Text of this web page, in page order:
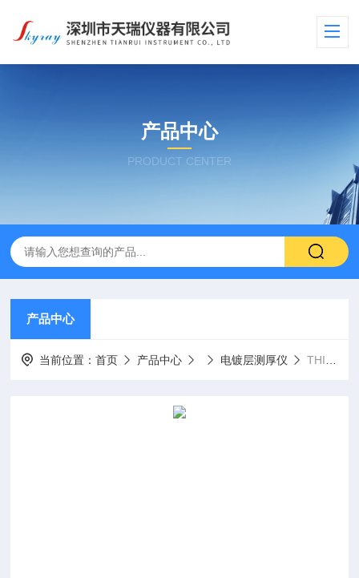
产品中心
PRODUCT CENTER
产品中心
当前位置：首页 产品中心 电镀层测厚仪 THICK600黄铜镀镍测厚仪THICK600